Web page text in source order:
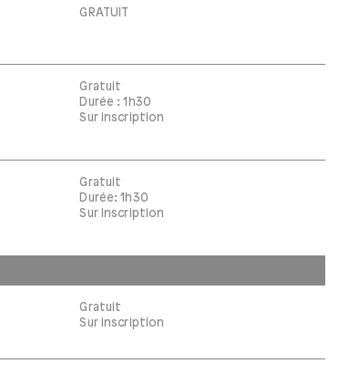
GRATUIT
Gratuit
Durée : 1h30
Sur inscription
Gratuit
Durée: 1h30
Sur inscription
Gratuit
Sur inscription